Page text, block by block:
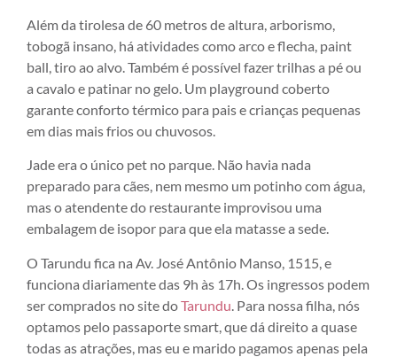
Além da tirolesa de 60 metros de altura, arborismo,
tobogã insano, há atividades como arco e flecha, paint
ball, tiro ao alvo. Também é possível fazer trilhas a pé ou
a cavalo e patinar no gelo. Um playground coberto
garante conforto térmico para pais e crianças pequenas
em dias mais frios ou chuvosos.
Jade era o único pet no parque. Não havia nada
preparado para cães, nem mesmo um potinho com água,
mas o atendente do restaurante improvisou uma
embalagem de isopor para que ela matasse a sede.
O Tarundu fica na Av. José Antônio Manso, 1515, e
funciona diariamente das 9h às 17h. Os ingressos podem
ser comprados no site doTarundu . Para nossa filha, nós
optamos pelo passaporte smart, que dá direito a quase
todas as atrações, mas eu e marido pagamos apenas pela